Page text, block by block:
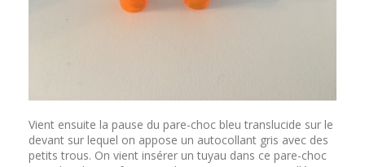
Vient ensuite la pause du pare-choc bleu translucide sur le
devant sur lequel on appose un autocollant gris avec des
petits trous. On vient insérer un tuyau dans ce pare-choc